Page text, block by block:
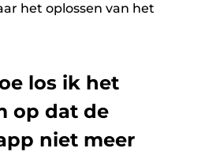
het oplossen van het
los ik het
op dat de
niet meer